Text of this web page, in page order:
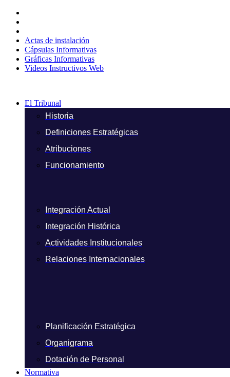
contenido
Actas de instalación
Cápsulas Informativas
Gráficas Informativas
Videos Instructivos Web
El Tribunal
Historia
Definiciones Estratégicas
Atribuciones
Funcionamiento
Integración Actual
Integración Histórica
Actividades Institucionales
Relaciones Internacionales
Planificación Estratégica
Organigrama
Dotación de Personal
Normativa